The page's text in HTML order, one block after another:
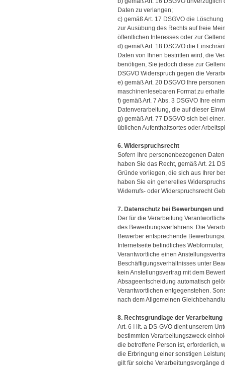
Daten zu verlangen;
c) gemäß Art. 17 DSGVO die
zur Ausübung des Rechts auf freie
öffentlichen Interesses oder zur
d) gemäß Art. 18 DSGVO die
Daten von Ihnen bestritten wird, die
benötigen, Sie jedoch diese zur
DSGVO Widerspruch gegen die
e) gemäß Art. 20 DSGVO Ihre
maschinenlesebaren Format zu
f) gemäß Art. 7 Abs. 3 DSGVO Ihre
Datenverarbeitung, die auf dieser
g) gemäß Art. 77 DSGVO sich bei
üblichen Aufenthaltsortes oder
6. Widerspruchsrecht
Sofern Ihre personenbezogenen
haben Sie das Recht, gemäß Art. 21
Gründe vorliegen, die sich aus Ihrer
haben Sie ein generelles
Widerrufs- oder Widerspruchsrecht
7. Datenschutz bei Bewerbungen
Der für die Verarbeitung
des Bewerbungsverfahrens. Die
Bewerber entsprechende
Internetseite befindliches
Verantwortliche einen
Beschäftigungsverhältnisses unter
kein Anstellungsvertrag mit dem
Absageentscheidung automatisch
Verantwortlichen entgegenstehen.
nach dem Allgemeinen
8. Rechtsgrundlage der Verarbeitung
Art. 6 I lit. a DS-GVO dient unserem
bestimmten Verarbeitungszweck
die betroffene Person ist, erforderlich,
die Erbringung einer sonstigen
gilt für solche Verarbeitungsvorgänge